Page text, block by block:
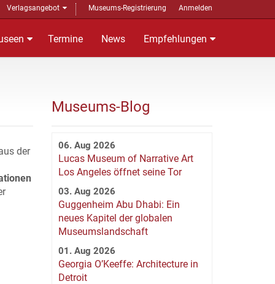
Verlagsangebot Museums-Registrierung Anmelden
Termine News Empfehlungen
der
Museums-Blog
06. Aug 2026
Lucas Museum of Narrative Art
Los Angeles öffnet seine Tor
03. Aug 2026
Guggenheim Abu Dhabi: Ein
neues Kapitel der globalen
Museumslandschaft
01. Aug 2026
Georgia O’Keeffe: Architecture in
Detroit